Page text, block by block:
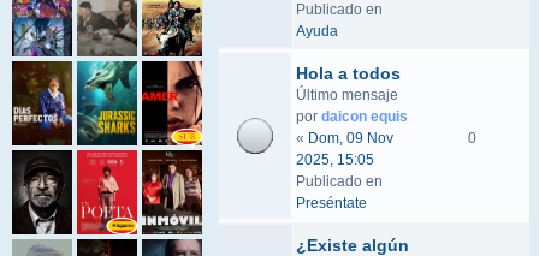
Publicado en
Ayuda
Hola a todos
Último mensaje
por daicon equis
« Dom, 09 Nov
2025, 15:05
Publicado en
Preséntate
0
¿Existe algún